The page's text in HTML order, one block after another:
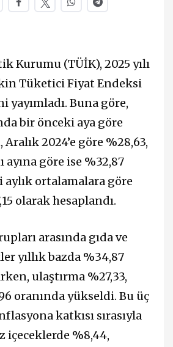
Kurumu (TÜİK), 2025 yılı
Tüketici Fiyat Endeksi
yayımladı. Buna göre,
bir önceki aya göre
2024’e göre %28,63,
ayına göre ise %32,87
ortalamalara göre
olarak hesaplandı.
arasında gıda ve
yıllık bazda %34,87
ulaştırma %27,33,
oranında yükseldi. Bu üç
katkısı sırasıyla
içeceklerde %8,44,